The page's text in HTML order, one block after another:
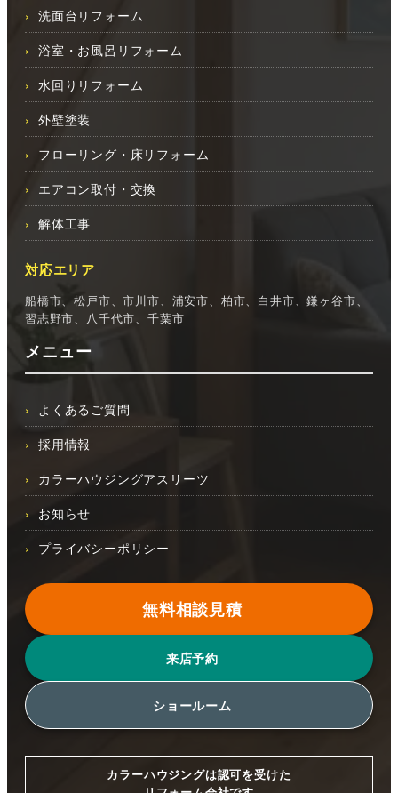
洗面台リフォーム
浴室・お風呂リフォーム
水回りリフォーム
外壁塗装
フローリング・床リフォーム
エアコン取付・交換
解体工事
対応エリア
船橋市、松戸市、市川市、浦安市、柏市、白井市、鎌ヶ谷市、
習志野市、八千代市、千葉市
メニュー
よくあるご質問
採用情報
カラーハウジングアスリーツ
お知らせ
プライバシーポリシー
無料相談見積
来店予約
ショールーム
カラーハウジングは認可を受けた